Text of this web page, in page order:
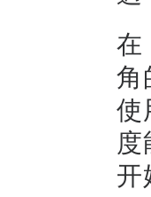
在
角
使
开